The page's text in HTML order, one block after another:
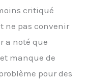
critiqué
ne pas convenir
a noté que
manque de
pour des